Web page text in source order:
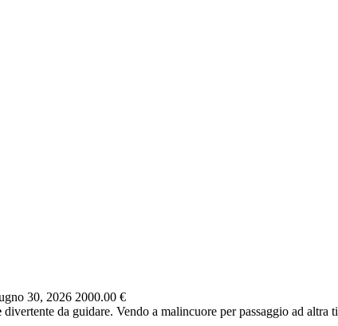
30, 2026 2000.00 €
divertente da guidare. Vendo a malincuore per passaggio ad altra